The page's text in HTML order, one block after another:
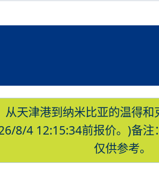
从天津港到纳米比亚的温得
8/4 12:15:34前报价。)备注
仅供参考。